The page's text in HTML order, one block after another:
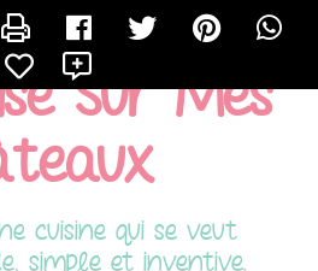
Sur Mes
cuisine qui se veut
simple et inventive.
HAFIDA